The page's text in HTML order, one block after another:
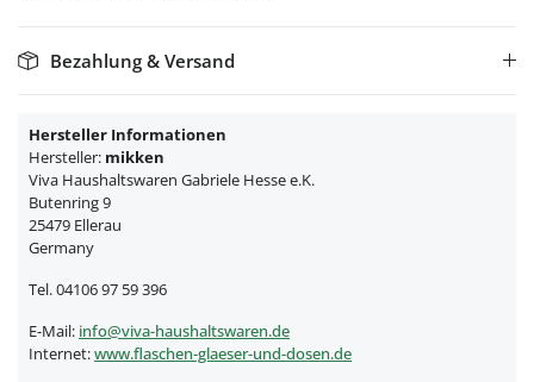
Bezahlung & Versand
Hersteller Informationen
Hersteller: mikken
Viva Haushaltswaren Gabriele Hesse e.K.
Butenring 9
25479 Ellerau
Germany
Tel. 04106 97 59 396
E-Mail: info@viva-haushaltswaren.de
Internet:www.flaschen-glaeser-und-dosen.de